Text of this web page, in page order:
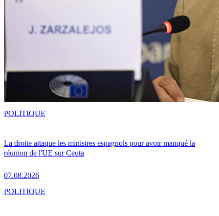
La droite attaque les ministres espagnols pour avoir manqué la
réunion de l'UE sur Ceuta
07.08.2026
POLITIQUE
POLITIQUE